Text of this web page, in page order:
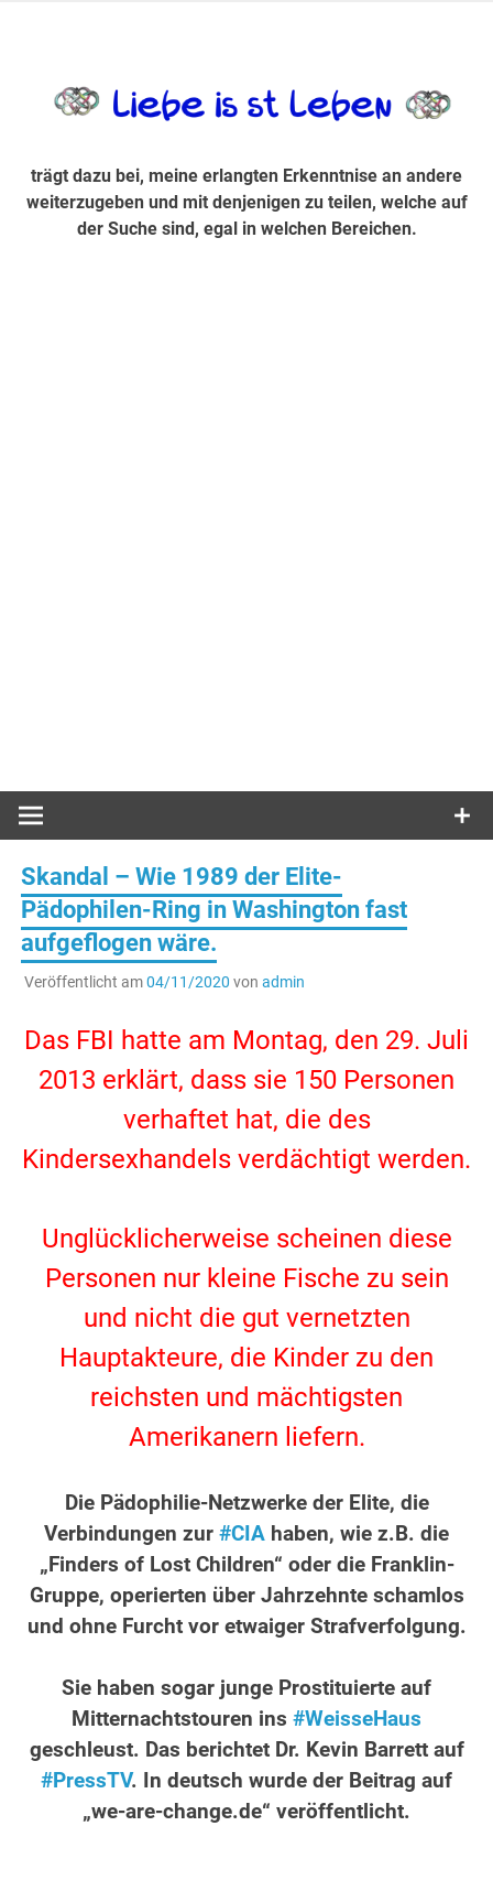
Suche sind, egal in welchen Bereichen.
trägt dazu bei, meine erlangten Erkenntnise an andere
weiterzugeben und mit denjenigen zu teilen, welche auf
der Suche sind, egal in welchen Bereichen.
Skandal – Wie 1989 der Elite-
Pädophilen-Ring in Washington fast
aufgeflogen wäre.
Veröffentlicht am04/11/2020 von admin
Das FBI hatte am Montag, den 29. Juli
2013 erklärt, dass sie 150 Personen
verhaftet hat, die des
Kindersexhandels verdächtigt werden.
Unglücklicherweise scheinen diese
Personen nur kleine Fische zu sein
und nicht die gut vernetzten
Hauptakteure, die Kinder zu den
reichsten und mächtigsten
Amerikanern liefern.
Die Pädophilie-Netzwerke der Elite, die
Verbindungen zur #CIA haben, wie z.B. die
„Finders of Lost Children“ oder die Franklin-
Gruppe, operierten über Jahrzehnte schamlos
und ohne Furcht vor etwaiger Strafverfolgung.
Sie haben sogar junge Prostituierte auf
Mitternachtstouren ins #WeisseHaus
geschleust. Das berichtet Dr. Kevin Barrett auf
#PressTV. In deutsch wurde der Beitrag auf
„we-are-change.de“ veröffentlicht.